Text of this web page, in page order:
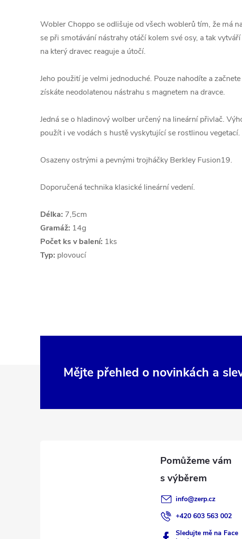
Wobler Choppo se odlišuje od všech woblerů tím, že má
se při smotávání nástrahy otáčí kolem své osy, a tak
na který dravec reaguje a útočí.
Jeho použití je velmi jednoduché. Pouze nahodíte a
získáte neodolatenou nástrahu s magnetem na dravce.
Jedná se o hladinový wolber určený na lineární přivlač.
použít i ve vodách s hustě vyskytující se rostlinou vegetací.
Osazeny ostrými a pevnými trojháčky Berkley Fusion19.
Doporučená technika klasické lineární vedení.
Délka: 7,5cm
Gramáž: 14g
Počet ks v balení: 1ks
Typ: plovoucí
Mějte přehled o novinkách a
info@zerp.cz
+420 603 563 002
Sledujte mě na Face